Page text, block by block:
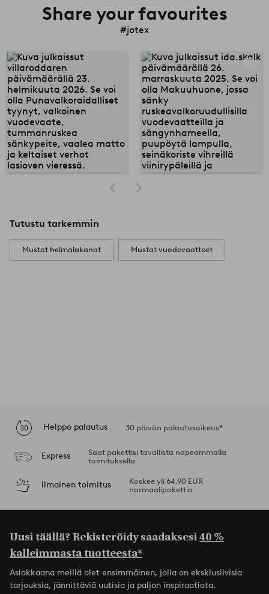
Share your favourites
#jotex
Tutustu tarkemmin
Mustat helmalakanat Mustat vuodevaatteet
Helppo palautus 30 päivän palautusoikeus*
Express
Saat pakettisi tavallista nopeammalla
toimituksella
Ilmainen toimitus
Koskee yli 64,90 EUR
normaalipakettia
Uusi täällä? Rekisteröidy saadaksesi40 %
kalleimmasta tuotteesta*
Asiakkaana meillä olet ensimmäinen, jolla on eksklusiivisia
tarjouksia, jännittäviä uutisia ja paljon inspiraatiota.